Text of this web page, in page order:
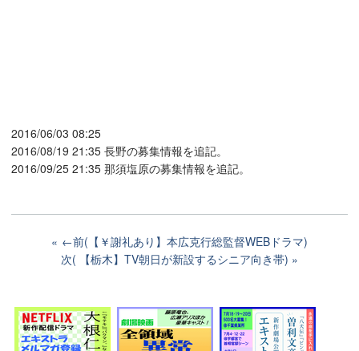
2016/06/03 08:25
2016/08/19 21:35 長野の募集情報を追記。
2016/09/25 21:35 那須塩原の募集情報を追記。
←前(【￥謝礼あり】本広克行総監督WEBドラマ)
次( 【栃木】TV朝日が新設するシニア向き帯)